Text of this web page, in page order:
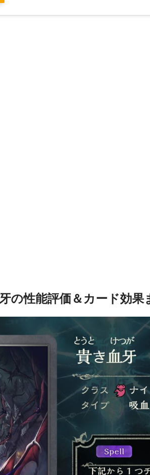
の性能評価＆カード効果